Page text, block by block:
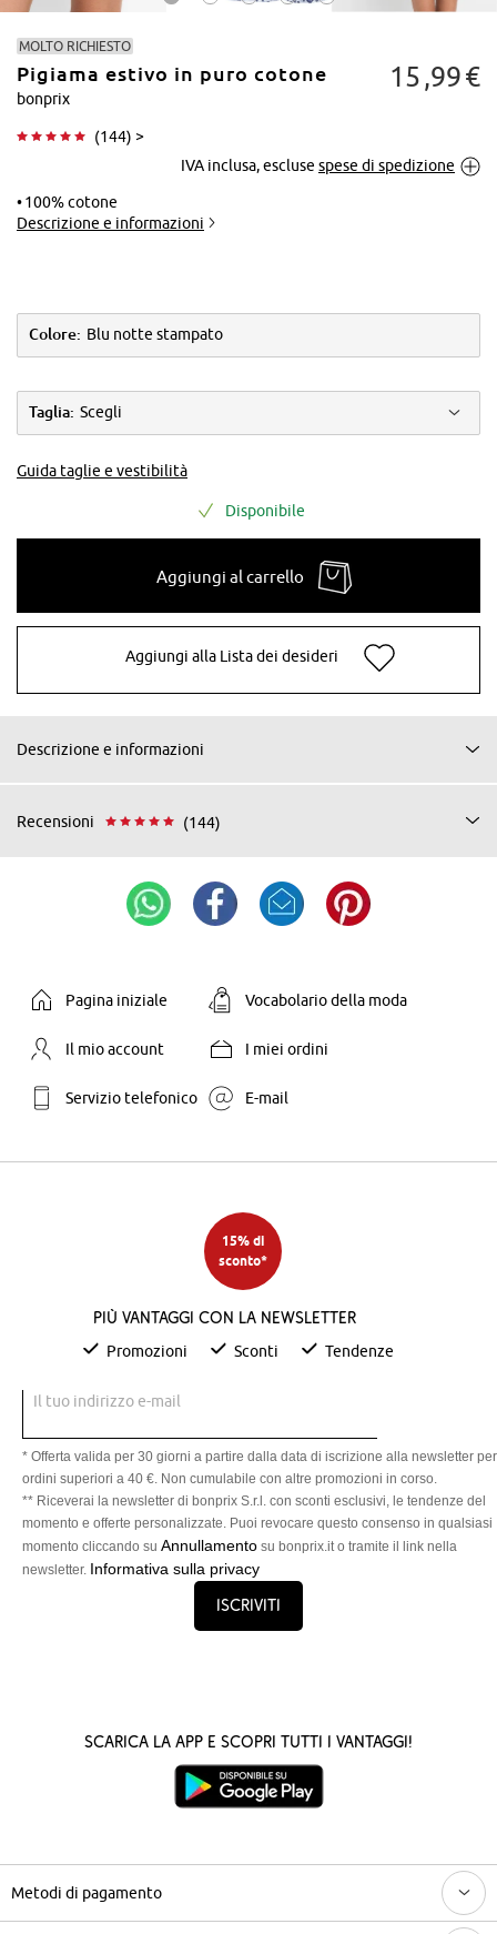
Tocca per
MOLTO RICHIESTO
Pigiama estivo in puro cotone
bonprix
(144) >
15 99€
IVA inclusa, escluse spese di spedizione
100% cotone
Descrizione e informazioni
Colore: Blu notte stampato
Taglia: Scegli
Guida taglie e vestibilità
Disponibile
Aggiungi al carrello
Aggiungi alla Lista dei desideri
Descrizione e informazioni
Recensioni (144)
Pagina iniziale Vocabolario della moda
Il mio account I miei ordini
Servizio telefonico E-mail
15% di
sconto*
Più vantaggi con la newsletter
Promozioni Sconti Tendenze
Il tuo indirizzo e-mail
* Offerta valida per 30 giorni a partire dalla data di iscrizione alla newsletter per
ordini superiori a 40 €. Non cumulabile con altre promozioni in corso.
** Riceverai la newsletter di bonprix S.r.l. con sconti esclusivi, le tendenze del
momento e offerte personalizzate. Puoi revocare questo consenso in qualsiasi
momento cliccando su Annullamento su bonprix.it o tramite il link nella
newsletter. Informativa sulla privacy
Iscriviti
Scarica la App e scopri tutti i vantaggi!
Metodi di pagamento